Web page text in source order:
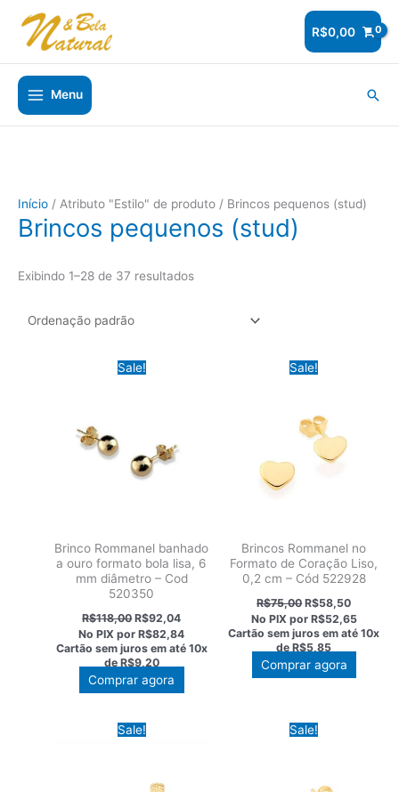
para
conteúdo
R$0,00
Menu
Início / Atributo "Estilo" de produto / Brincos pequenos (stud)
Brincos pequenos (stud)
Exibindo 1–28 de 37 resultados
Sale!
Brinco Rommanel banhado
a ouro formato bola lisa, 6
mm diâmetro – Cod
520350
R$118,00O
preço
original
era:
R$118,00.
R$92,04
preço
atual
é:
R$92,04.
No PIX porR$82,84
Cartão sem juros em até 10x
deR$9,20
Comprar agora
Sale!
Brincos Rommanel no
Formato de Coração Liso,
0,2 cm – Cód 522928
R$75,00O
preço
original
era:
R$75,00.
R$58,50O
preço
atual
é:
No PIX por R$52,65
Cartão sem juros em até10x
de R$5,85
Comprar agora
Sale! Sale!